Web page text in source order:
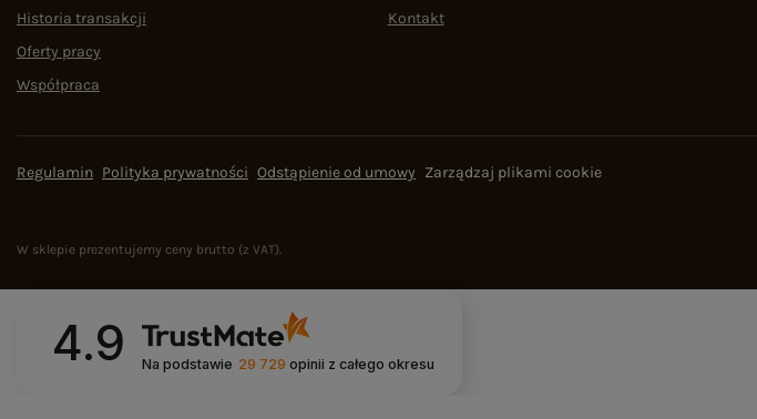
Historia transakcji
Oferty pracy
Współpraca
Kontakt
Regulamin Polityka prywatności Odstąpienie od umowy Zarządzaj plikami cookie
W sklepie prezentujemy ceny brutto (z VAT).
4.9 Na podstawie 29 729 opinii z całego okresu